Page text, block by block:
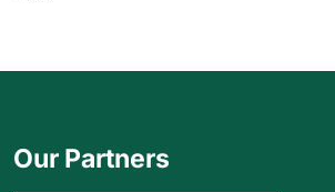
Our Partners